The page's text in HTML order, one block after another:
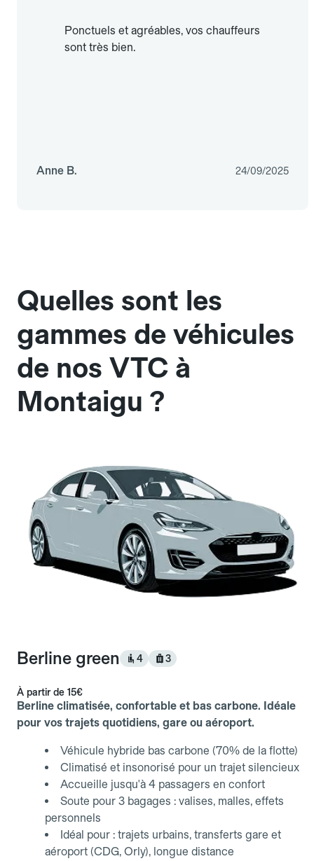
Ponctuels et agréables, vos chauffeurs
sont très bien.
Anne B. 24/09/2025
Quelles sont les
gammes de véhicules
de nos VTC à
Montaigu ?
Berline green 4 3
À partir de 15€
Berline climatisée, confortable et bas carbone. Idéale
pour vos trajets quotidiens, gare ou aéroport.
Véhicule hybride bas carbone (70% de la flotte)
Climatisé et insonorisé pour un trajet silencieux
Accueille jusqu'à 4 passagers en confort
Soute pour 3 bagages : valises, malles, effets
personnels
Idéal pour : trajets urbains, transferts gare et
aéroport (CDG, Orly), longue distance